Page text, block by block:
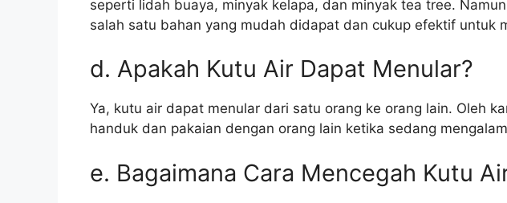
seperti lidah buaya, minyak kelapa, dan minyak tea tree.
salah satu bahan yang mudah didapat dan cukup efektif untuk
d. Apakah Kutu Air Dapat Menular?
Ya, kutu air dapat menular dari satu orang ke orang lain. Oleh
handuk dan pakaian dengan orang lain ketika sedang
e. Bagaimana Cara Mencegah Kutu